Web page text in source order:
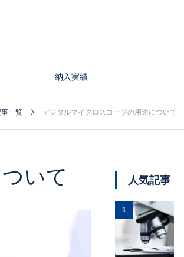
納入実績
一覧 デジタルマイクロスコープの用途について
いて 人気記事
1